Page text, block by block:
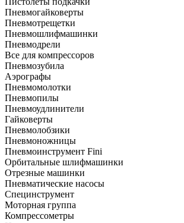
Пневмогайковерты
Пневмотрещетки
Пневмошлифмашинки
Пневмодрели
Все для компрессоров
Пневмозубила
Аэрографы
Пневмомолотки
Пневмопилы
Пневмоудлинители
Гайковерты
Пневмолобзики
Пневмоножницы
Пневмоинструмент Fini
Орбитальные шлифмашинки
Отрезные машинки
Пневматические насосы
Специнструмент
Моторная группа
Компрессометры